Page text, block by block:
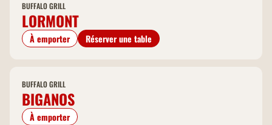
BUFFALO GRILL
LORMONT
À emporter Réserver une table
BUFFALO GRILL
BIGANOS
À emporter